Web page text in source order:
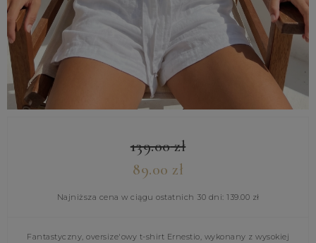
139.00zł
89.00 zł
Najniższa cena w ciągu ostatnich 30 dni: 139.00 zł
Fantastyczny, oversize'owy t-shirt Ernestio, wykonany z wysokiej